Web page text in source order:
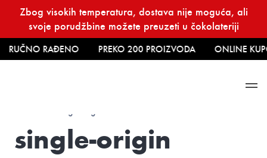
content
Zbog visokih temperatura, dostava nije moguća, ali
svoje porudžbine možete preuzeti u čokolateriji
RUČNO RAĐENO PREKO 200 PROIZVODA ONLINE
single-origin